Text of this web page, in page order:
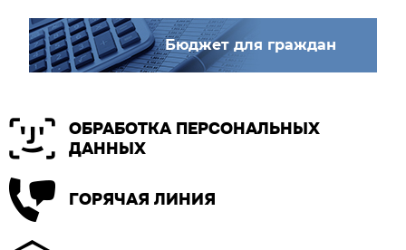
Бюджет для граждан
ОБРАБОТКА ПЕРСОНАЛЬНЫХ
ДАННЫХ
ГОРЯЧАЯ ЛИНИЯ